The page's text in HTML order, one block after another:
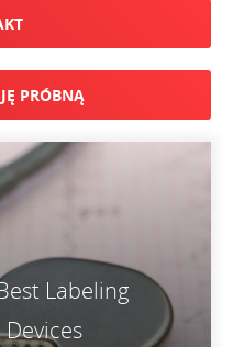
PRÓBNĄ
Labeling